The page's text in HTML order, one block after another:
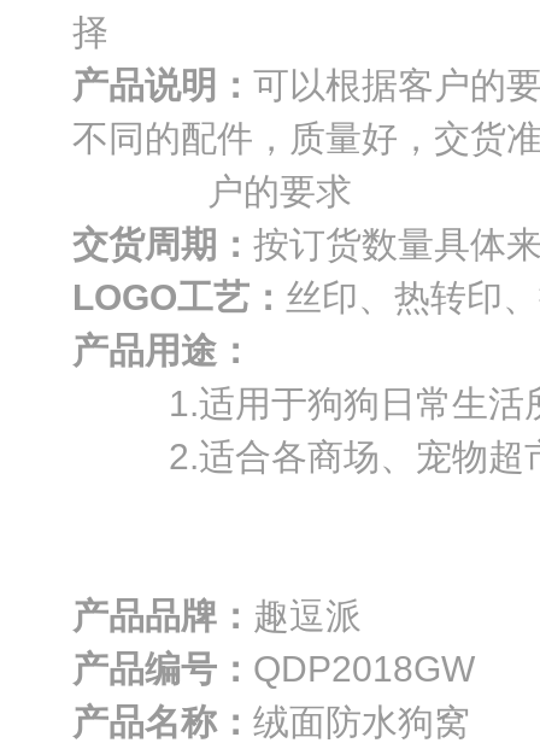
择
产品说明： 可以根据客户的
不同的配件，质量好，交货
户的要求
交货周期： 按订货数量具体
LOGO工艺： 丝印、热转印
产品用途：
1.适用于狗狗日常生活
2.适合各商场、宠物超市
产品品牌： 趣逗派
产品编号： QDP2018GW
产品名称： 绒面防水狗窝